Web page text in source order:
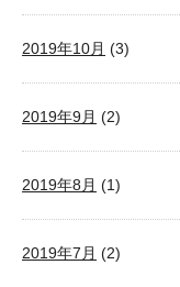
2019年10月 (3)
2019年9月 (2)
2019年8月 (1)
2019年7月 (2)